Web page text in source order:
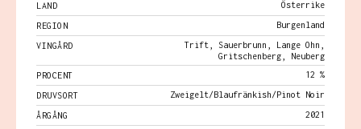
LAND Österrike
REGION Burgenland
VINGÅRD
Trift, Sauerbrunn, Lange Ohn,
Gritschenberg, Neuberg
PROCENT
12 %
DRUVSORT Zweigelt/Blaufränkish/Pinot Noir
ÅRGÅNG 2021